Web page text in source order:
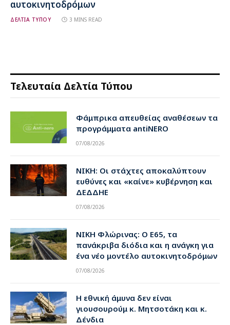
αυτοκινητοδρόμων
ΔΕΛΤΙΑ ΤΥΠΟΥ 3 MINS READ
Τελευταία Δελτία Τύπου
Φάμπρικα απευθείας αναθέσεων τα
προγράμματα antiNERO
07/08/2026
ΝΙΚΗ: Οι στάχτες αποκαλύπτουν
ευθύνες και «καίνε» κυβέρνηση και
ΔΕΔΔΗΕ
07/08/2026
ΝΙΚΗ Φλώρινας: Ο Ε65, τα
πανάκριβα διόδια και η ανάγκη για
ένα νέο μοντέλο αυτοκινητοδρόμων
07/08/2026
Η εθνική άμυνα δεν είναι
γιουσουρούμ κ. Μητσοτάκη και κ.
Δένδια